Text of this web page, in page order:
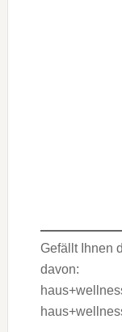
Gefällt Ihnen
davon: